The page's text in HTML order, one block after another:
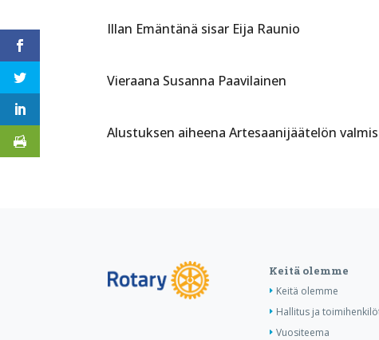
Illan Emäntänä sisar Eija Raunio
Vieraana Susanna Paavilainen
Alustuksen aiheena Artesaanijäätelön
Keitä olemme
Keitä olemme
Hallitus ja
Vuositeema